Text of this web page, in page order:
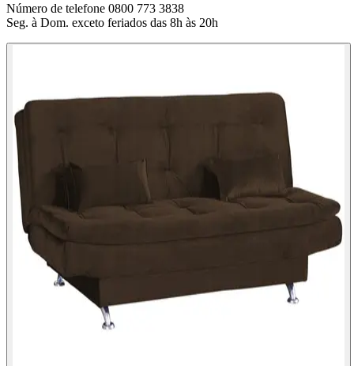
Número de telefone 0800 773 3838
Seg. à Dom. exceto feriados das 8h às 20h